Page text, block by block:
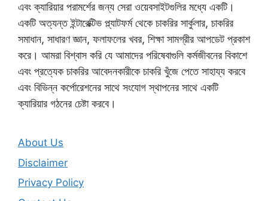
এবং ক্যারিয়ার পরামর্শের জন্য সেরা ওয়েবসাইটগুলির মধ্যে একটি।
একটি অত্যন্ত ইন্টারেক্টিভ প্ল্যাটফর্ম থেকে চাকরির সার্কুলার, চাকরির
সমাধান, সাধারণ জ্ঞান, ফলাফলের খবর, শিক্ষা সামগ্রীর আপডেট প্রকাশ
করে। আমরা বিশ্বাস করি যে আমাদের পরিষেবাগুলি কর্মজীবনের বিকাশে
এবং প্রত্যেক চাকরির আবেদনকারীকে চাকরি খুঁজে পেতে সাহায্য করবে
এবং বিভিন্ন কর্পোরেশনের সাথে সংযোগ স্থাপনের সাথে একটি
ক্যারিয়ার গঠনের চেষ্টা করবে।
About Us
Disclaimer
Privacy Policy